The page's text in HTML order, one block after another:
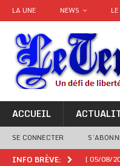
LA UNE NEWS
ACCUEIL
SE CONNECTER
INFO BRÈVE: [ 05/08/